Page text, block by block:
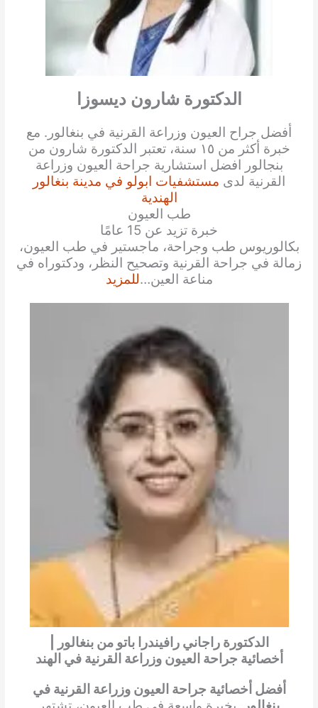
الدكتورة شارون ديسوزا
أفضل جراح العيون وزراعة القرنية في بنغالور. مع
خبرة أكثر من ١٥ سنة، تعتبر الدكتورة شارون من
بنجالور افضل استشارية جراحة العيون وزراعة
القرنية لدى مستشفيات ابولو في مدينة بنغالور
الهندية
طب العيون
خبرة تزيد عن 15 عامًا
بكالوريوس طب وجراحة، ماجستير في طب العيون،
زمالة في جراحة القرنية وتصحيح النظر، ودكتوراه في
مناعة العين…للمزيد
الدكتورة راجاني رافيندرا باتو من بنغالور |
أخصائية جراحة العيون وزراعة القرنية في الهند
أفضل أخصائية جراحة العيون وزراعة القرنية في